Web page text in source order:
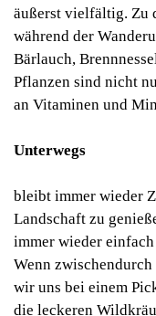
äußerst vielfältig. Zu
während der
Bärlauch,
Pflanzen sind nicht
an Vitaminen und
Unterwegs
bleibt immer wieder
Landschaft zu
immer wieder
Wenn
wir uns bei einem
die leckeren